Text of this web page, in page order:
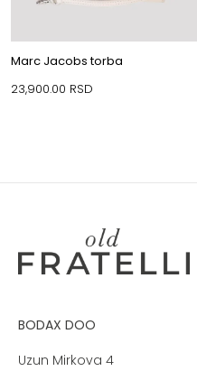
Marc Jacobs torba
23,900.00 RSD
BODAX DOO
Uzun Mirkova 4